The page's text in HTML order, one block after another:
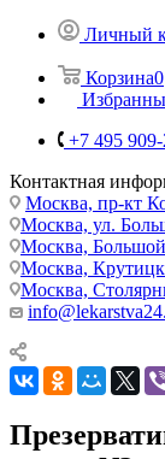
Личный
Корзина0
+7 495
Контактная
Москва, пр-кт
Москва, ул.
Москва,
Москва,
Москва,